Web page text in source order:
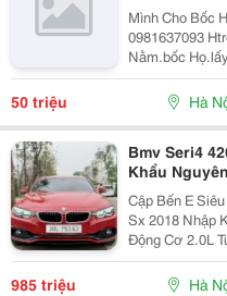
Mình Cho Bốc
0981637093
Nằm.bốc
50 triệu Hà
Bmv Seri4
Khẩu
Cập Bến E
Sx 2018 Nhập
Động Cơ 2.0L
Bản Ko Lỗi
985Tr Xem
985 triệu Hà